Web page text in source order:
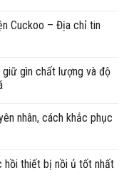
Cuckoo – Địa chỉ tin
giữ gìn chất lượng và độ
nhân, cách khắc phục
hồi thiết bị nồi ủ tốt nhất